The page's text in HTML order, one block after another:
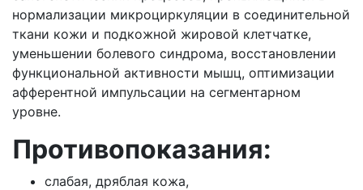
нормализации микроциркуляции в соединительной
ткани кожи и подкожной жировой клетчатке,
уменьшении болевого синдрома, восстановлении
функциональной активности мышц, оптимизации
афферентной импульсации на сегментарном
уровне.
Противопоказания:
слабая, дряблая кожа,